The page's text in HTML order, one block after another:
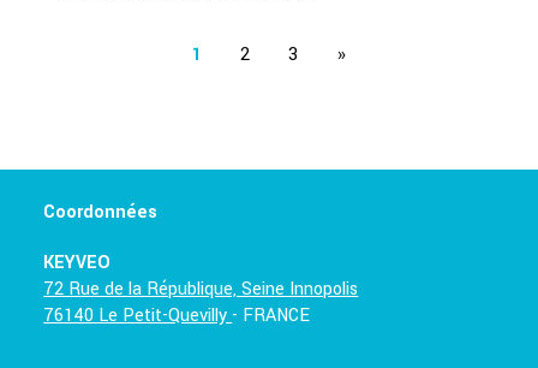
1 2 3 »
Coordonnées
KEYVEO
72 Rue de la République, Seine Innopolis
76140 Le Petit-Quevilly - FRANCE